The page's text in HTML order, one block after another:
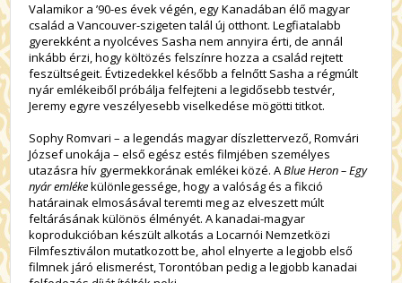
Valamikor a ’90-es évek végén, egy Kanadában élő magyar
család a Vancouver-szigeten talál új otthont. Legfiatalabb
gyerekként a nyolcéves Sasha nem annyira érti, de annál
inkább érzi, hogy költözés felszínre hozza a család rejtett
feszültségeit. Évtizedekkel később a felnőtt Sasha a régmúlt
nyár emlékeiből próbálja felfejteni a legidősebb testvér,
Jeremy egyre veszélyesebb viselkedése mögötti titkot.
Sophy Romvari – a legendás magyar díszlettervező, Romvári
József unokája – első egész estés filmjében személyes
utazásra hív gyermekkorának emlékei közé. ABlue Heron – Egy
nyár emlékekülönlegessége, hogy a valóság és a fikció
határainak elmosásával teremti meg az elveszett múlt
feltárásának különös élményét. A kanadai-magyar
koprodukcióban készült alkotás a Locarnói Nemzetközi
Filmfesztiválon mutatkozott be, ahol elnyerte a legjobb első
filmnek járó elismerést, Torontóban pedig a legjobb kanadai